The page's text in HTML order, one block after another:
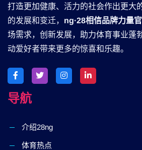
打造更加健康、活力的社会作出更大
的发展和变迁， ng·28相信品牌力量
场需求，创新发展，助力体育事业蓬
动爱好者带来更多的惊喜和乐趣。
导航
介绍28ng
体育热点